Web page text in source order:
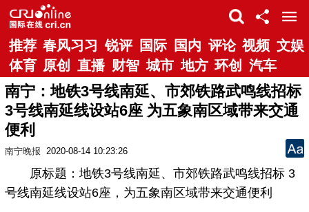
推荐 春风习习 锐评 国际 国内 评论 视频 文娱
体育 原创 直播 财智 城市 地方 环创 汽车
南宁：地铁3号线南延、市郊铁路武鸣线招标
3号线南延线设站6座 为五象南区域带来交通
便利
南宁晚报 2020-08-14 10:23:26
原标题：地铁3号线南延、市郊铁路武鸣线招标 3
号线南延线设站6座，为五象南区域带来交通便利